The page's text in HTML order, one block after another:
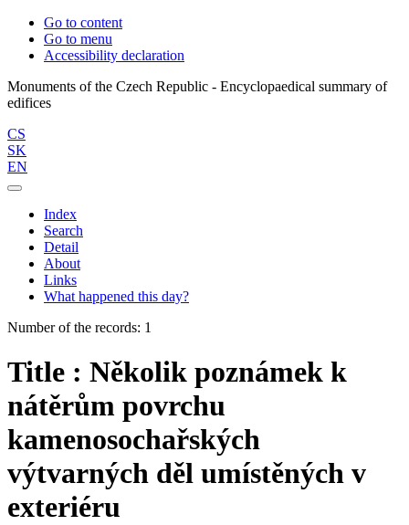
Go to content
Go to menu
Accessibility declaration
Monuments of the Czech Republic - Encyclopaedical summary of
CS
SK
EN
Index
Search
Detail
About
Links
What happened this day?
Number of the records: 1
Title : Několik poznámek k
nátěrům povrchu
kamenosochařských
výtvarných děl umístěných v
exteriéru